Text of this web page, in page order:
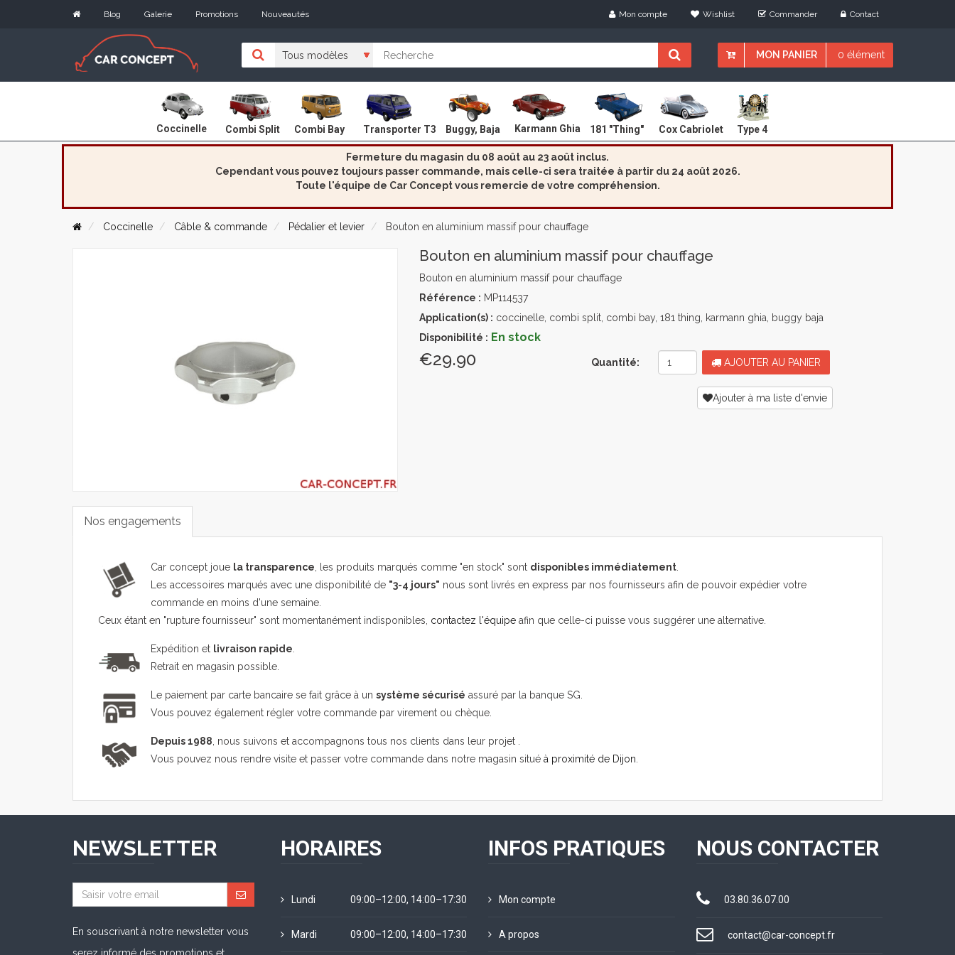
Blog Galerie Promotions Nouveautés Mon compte Wishlist Commander Contact
MON PANIER 0 élément
Coccinelle Combi Split Combi Bay Transporter T3 Buggy, Baja Karmann Ghia 181 "Thing" Cox Cabriolet Type 4
Fermeture du magasin du 08 août au 23 août inclus.
Cependant vous pouvez toujours passer commande, mais celle-ci sera traitée à partir du 24 août 2026.
Toute l'équipe de Car Concept vous remercie de votre compréhension.
Coccinelle Câble & commande Pédalier et levier Bouton en aluminium massif pour chauffage
Bouton en aluminium massif pour chauffage
Bouton en aluminium massif pour chauffage
Référence : MP114537
Application(s) : coccinelle, combi split, combi bay, 181 thing, karmann ghia, buggy baja
Disponibilité : En stock
€29.90 Quantité: AJOUTER AU PANIER
Ajouter à ma liste d'envie
Nos engagements
Car concept joue la transparence, les produits marqués comme "en stock" sont disponibles immédiatement.
Les accessoires marqués avec une disponibilité de "3-4 jours" nous sont livrés en express par nos fournisseurs afin de pouvoir expédier votre
commande en moins d'une semaine.
Ceux étant en "rupture fournisseur" sont momentanément indisponibles, contactez l'équipe afin que celle-ci puisse vous suggérer une alternative.
Expédition et livraison rapide.
Retrait en magasin possible.
Le paiement par carte bancaire se fait grâce à un système sécurisé assuré par la banque SG.
Vous pouvez également régler votre commande par virement ou chèque.
Depuis 1988, nous suivons et accompagnons tous nos clients dans leur projet .
Vous pouvez nous rendre visite et passer votre commande dans notre magasin situé à proximité de Dijon.
NEWSLETTER
En souscrivant à notre newsletter vous
HORAIRES
Lundi 09:00–12:00, 14:00–17:30
Mardi 09:00–12:00, 14:00–17:30
INFOS PRATIQUES
Mon compte
A propos
NOUS CONTACTER
03.80.36.07.00
contact@car-concept.fr